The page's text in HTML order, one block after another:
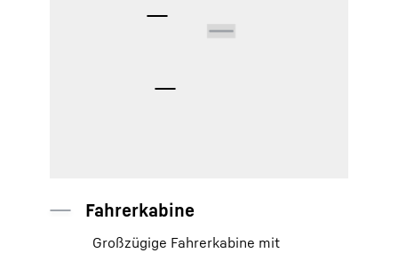
Stand- und Kippsicherheit
Kompakte Gerätebauweise und